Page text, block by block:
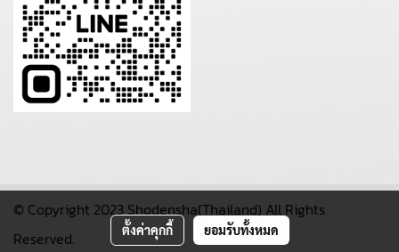
© Copyright 2023 Shodensha(Thailand) All Rights
Reserved.
ตั้งค่าคุกกี้ ยอมรับทั้งหมด